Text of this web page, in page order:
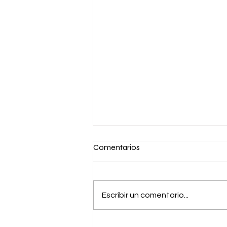
Comentarios
Escribir un comentario...